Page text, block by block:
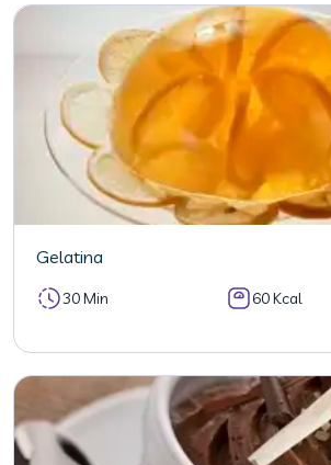
Gelatina
30 Min 60 Kcal